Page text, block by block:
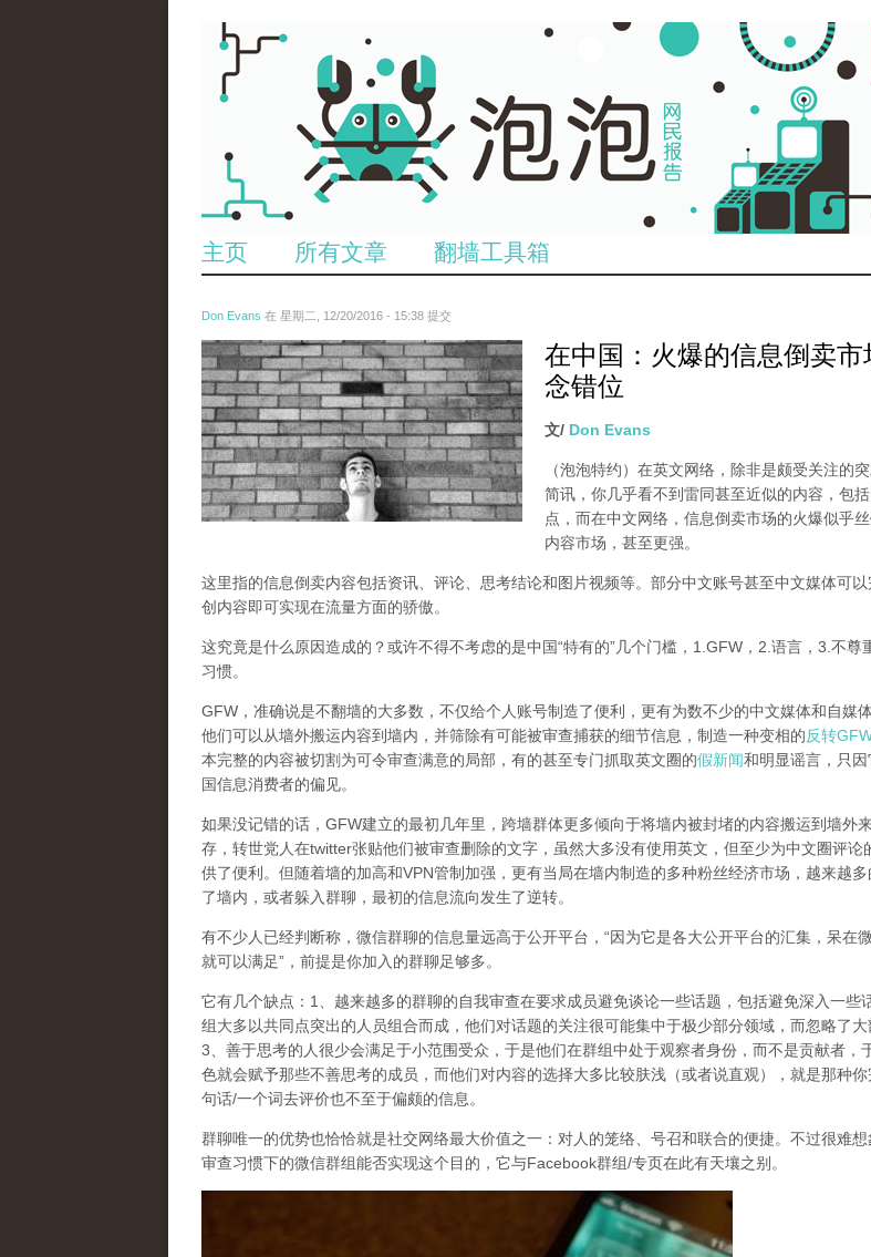
主页 所有文章 翻墙工具箱
Don Evans 在 星期二, 12/20/2016 - 15:38 提交
tou_.jpg
在中国：火爆的信息倒卖市
念错位
文/ Don Evans
（泡泡特约） 在英文网络，除非是颇受关注的
简讯，你几乎看不到雷同甚至近似的内容，包
点，而在中文网络，信息倒卖市场的火爆似乎
内容市场，甚至更强。
这里指的信息倒卖内容包括资讯、评论、思考结论和图片视频等。部分中文账号甚至中文媒体可
创内容即可实现在流量方面的骄傲。
这究竟是什么原因造成的？或许不得不考虑的是中国“特有的”几个门槛，1.GFW，2.语言，3.不尊
习惯。
GFW，准确说是不翻墙的大多数，不仅给个人账号制造了便利，更有为数不少的中文媒体和自媒
他们可以从墙外搬运内容到墙内，并筛除有可能被审查捕获的细节信息，制造一种变相的反转
本完整的内容被切割为可令审查满意的局部，有的甚至专门抓取英文圈的假新闻和明显谣言，只
国信息消费者的偏见。
如果没记错的话，GFW建立的最初几年里，跨墙群体更多倾向于将墙内被封堵的内容搬运到墙外
存，转世党人在twitter张贴他们被审查删除的文字，虽然大多没有使用英文，但至少为中文圈评论
供了便利。但随着墙的加高和VPN管制加强，更有当局在墙内制造的多种粉丝经济市场，越来越多
了墙内，或者躲入群聊，最初的信息流向发生了逆转。
有不少人已经判断称，微信群聊的信息量远高于公开平台，“因为它是各大公开平台的汇集，呆在
就可以满足”，前提是你加入的群聊足够多。
它有几个缺点：1、越来越多的群聊的自我审查在要求成员避免谈论一些话题，包括避免深入一些
组大多以共同点突出的人员组合而成，他们对话题的关注很可能集中于极少部分领域，而忽略了大
3、善于思考的人很少会满足于小范围受众，于是他们在群组中处于观察者身份，而不是贡献者，
色就会赋予那些不善思考的成员，而他们对内容的选择大多比较肤浅（或者说直观），就是那种
句话/一个词去评价也不至于偏颇的信息。
群聊唯一的优势也恰恰就是社交网络最大价值之一：对人的笼络、号召和联合的便捷。不过很难
审查习惯下的微信群组能否实现这个目的，它与Facebook群组/专页在此有天壤之别。